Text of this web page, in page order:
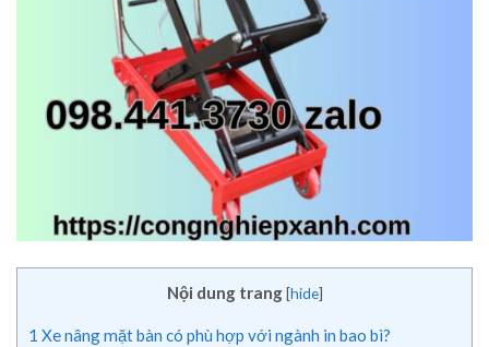
Nội dung trang [hide]
1 Xe nâng mặt bàn có phù hợp với ngành in bao bì?